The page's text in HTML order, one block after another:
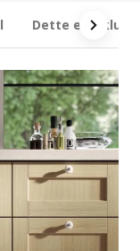
Dette er
eik, 40x60 cm